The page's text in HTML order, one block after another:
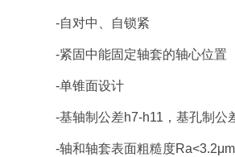
-自对中、自锁紧
-紧固中能固定轴套的轴心位置
-单锥面设计
-基轴制公差h7-h11，基孔制公
-轴和轴套表面粗糙度Ra<3.2μm